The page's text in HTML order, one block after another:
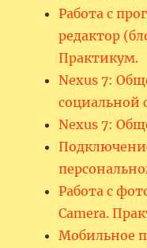
Работа с
редактор
Практикум.
Nexus 7:
социальной
Nexus 7:
Работа с
Camera.
Мобильное